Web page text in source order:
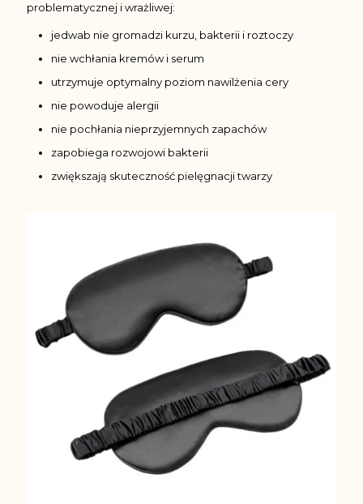
problematycznej i wrażliwej:
jedwab nie gromadzi kurzu, bakterii i roztoczy
nie wchłania kremów i serum
utrzymuje optymalny poziom nawilżenia cery
nie powoduje alergii
nie pochłania nieprzyjemnych zapachów
zapobiega rozwojowi bakterii
zwiększają skuteczność pielęgnacji twarzy